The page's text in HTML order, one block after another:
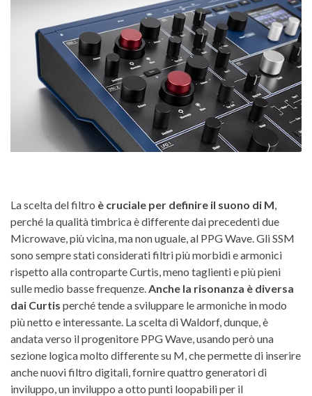
La scelta del filtro è cruciale per definire il suono di M,
perché la qualità timbrica è differente dai precedenti due
Microwave, più vicina, ma non uguale, al PPG Wave. Gli SSM
sono sempre stati considerati filtri più morbidi e armonici
rispetto alla controparte Curtis, meno taglienti e più pieni
sulle medio basse frequenze.Anche la risonanza è diversa
dai Curtis perché tende a sviluppare le armoniche in modo
più netto e interessante. La scelta di Waldorf, dunque, è
andata verso il progenitore PPG Wave, usando però una
sezione logica molto differente su M, che permette di inserire
anche nuovi filtro digitali, fornire quattro generatori di
inviluppo, un inviluppo a otto punti loopabili per il